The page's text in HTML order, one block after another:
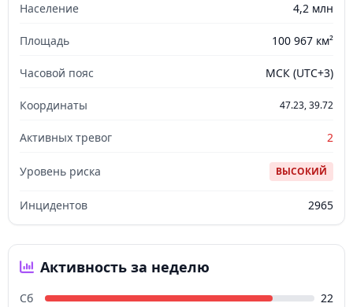
Население 4,2 млн
Площадь 100 967 км²
Часовой пояс МСК (UTC+3)
Координаты 47.23, 39.72
Активных тревог 2
Уровень риска ВЫСОКИЙ
Инцидентов 2965
Активность за неделю
Сб
22